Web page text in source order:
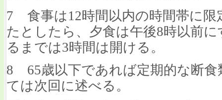
7 食事は12時間以内の時間帯に限
たとしたら、夕食は午後8時以前
るまでは3時間は開ける。
8 65歳以下であれば定期的な断食
ては次回に述べる。